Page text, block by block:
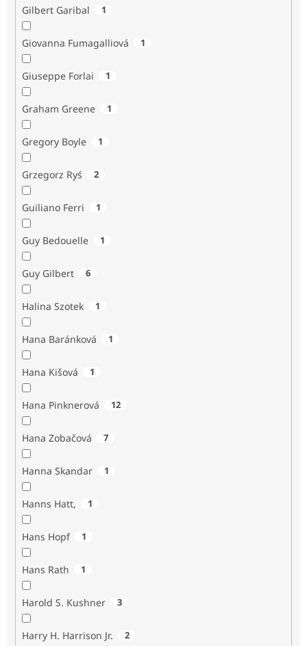
Gilbert Garibal 1
Giovanna Fumagalliová 1
Giuseppe Forlai 1
Graham Greene 1
Gregory Boyle 1
Grzegorz Ryś 2
Guiliano Ferri 1
Guy Bedouelle 1
Guy Gilbert 6
Halina Szotek 1
Hana Baránková 1
Hana Kišová 1
Hana Pinknerová 12
Hana Zobačová 7
Hanna Skandar 1
Hanns Hatt, 1
Hans Hopf 1
Hans Rath 1
Harold S. Kushner 3
Harry H. Harrison Jr. 2